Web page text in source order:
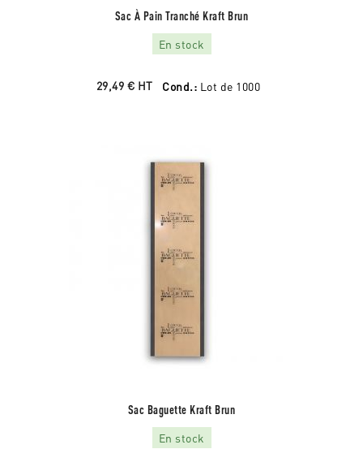
Sac À Pain Tranché Kraft Brun
En stock
29,49 € HT Cond.: Lot de 1000
Sac Baguette Kraft Brun
En stock